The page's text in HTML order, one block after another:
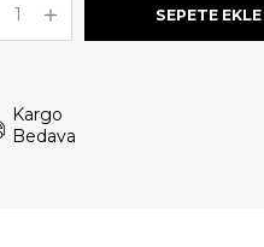
Kargo
Bedava